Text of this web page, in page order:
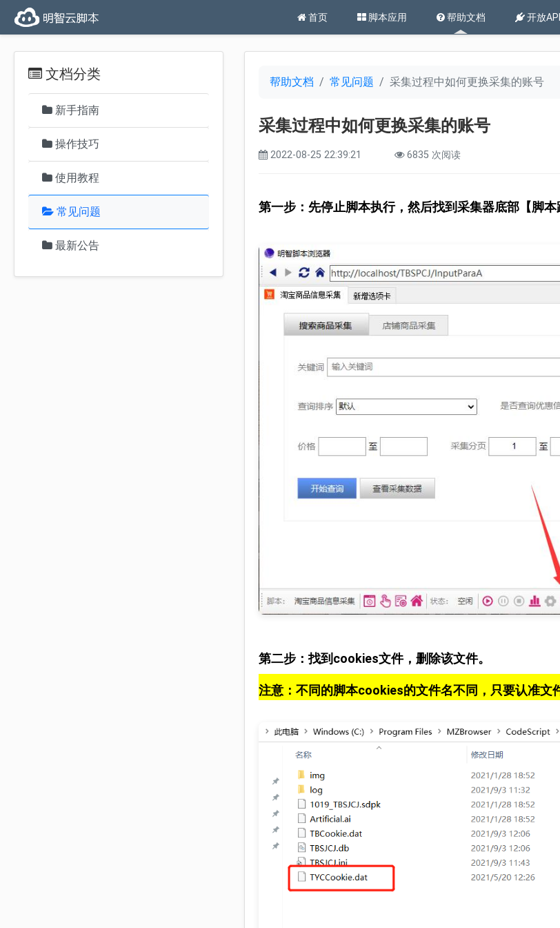
首页 脚本应用 帮助文档 开放API
文档分类
新手指南
操作技巧
使用教程
常见问题
最新公告
帮助文档 常见问题 采集过程中如何更换采集的账号
采集过程中如何更换采集的账号
2022-08-25 22:39:21 6835 次阅读
第一步：先停止脚本执行，然后找到采集器底部【脚本
第二步：找到cookies文件，删除该文件。
注意：不同的脚本cookies的文件名不同，只要认准文